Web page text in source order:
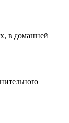
в домашней